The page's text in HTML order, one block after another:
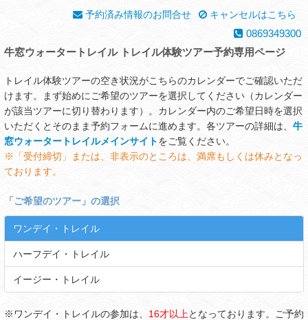
予約済み情報のお問合せ キャンセルはこちら
0869349300
牛窓ウォータートレイル トレイル体験ツアー予約専用ページ
トレイル体験ツアーの空き状況がこちらのカレンダーでご確認いただ
けます。まず始めにご希望のツアーを選択してください（カレンダー
が該当ツアーに切り替わります）。カレンダー内のご希望日時を選択
いただくとそのまま予約フォームに進めます。各ツアーの詳細は、 牛
窓ウォータートレイルメインサイトをご覧ください。
※「受付締切」または、非表示のところは、満席もしくは休みとなっ
ております。
「ご希望のツアー 」の選択
ワンデイ・トレイル
ハーフデイ・トレイル
イージー・トレイル
※ワンデイ・トレイルの参加は、 16才以上となっております。ご予約